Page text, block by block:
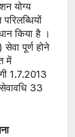
योग्य
परिलब्धियों
किया है ।
पूर्ण होने
में
1.7.2013
33